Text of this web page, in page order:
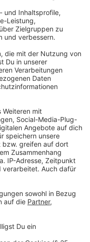
neue Musik von
Ihre
laden!
eines
kann
Sie die
Sie der
um dieses